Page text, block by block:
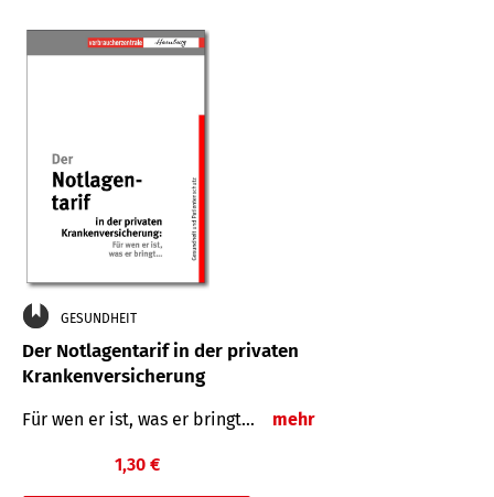
GESUNDHEIT
Der Notlagentarif in der privaten
Krankenversicherung
Für wen er ist, was er bringt… mehr
1,30 €